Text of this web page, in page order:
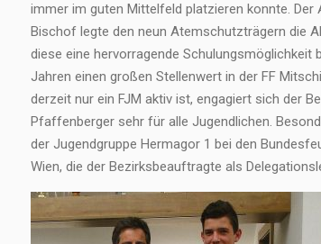
immer im guten Mittelfeld platzieren konnte.
Bischof legte den neun Atemschutzträgern die
diese eine hervorragende Schulungsmöglichkeit
Jahren einen großen Stellenwert in der FF
derzeit nur ein FJM aktiv ist, engagiert sich der
Pfaffenberger sehr für alle Jugendlichen.
der Jugendgruppe Hermagor 1 bei den
Wien, die der Bezirksbeauftragte als